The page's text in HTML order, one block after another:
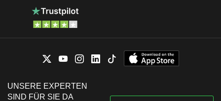
UNSERE EXPERTEN
SIND FÜR SIE DA